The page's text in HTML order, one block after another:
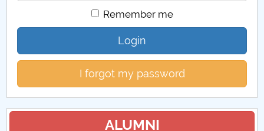
Remember me
Login
I forgot my password
ALUMNI